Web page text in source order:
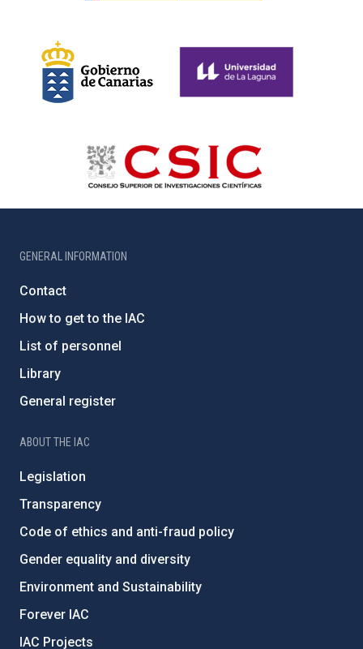
GENERAL INFORMATION
Contact
How to get to the IAC
List of personnel
Library
General register
ABOUT THE IAC
Legislation
Transparency
Code of ethics and anti-fraud policy
Gender equality and diversity
Environment and Sustainability
Forever IAC
IAC Projects